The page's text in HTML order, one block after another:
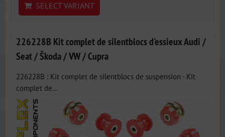
SELECT VARIANT
226228B Kit complet de silentblocs d'essieux Audi /
Seat / Škoda / VW / Cupra
226228B : Kit complet de silentblocs de suspension - Kit
complet de...